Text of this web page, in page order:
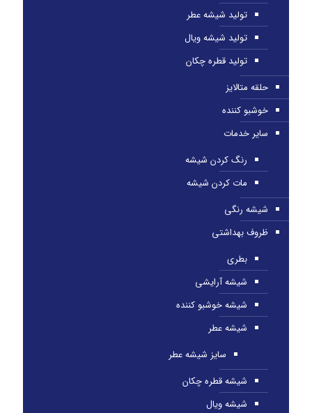
تولید شیشه عطر
تولید شیشه ویال
تولید قطره چکان
حلقه متالایز
خوشبو کننده
سایر خدمات
رنگ کردن شیشه
مات کردن شیشه
شیشه رنگی
ظروف بهداشتی
بطری
شیشه آرایشی
شیشه خوشبو کننده
شیشه عطر
سایز شیشه عطر
شیشه قطره چکان
شیشه ویال